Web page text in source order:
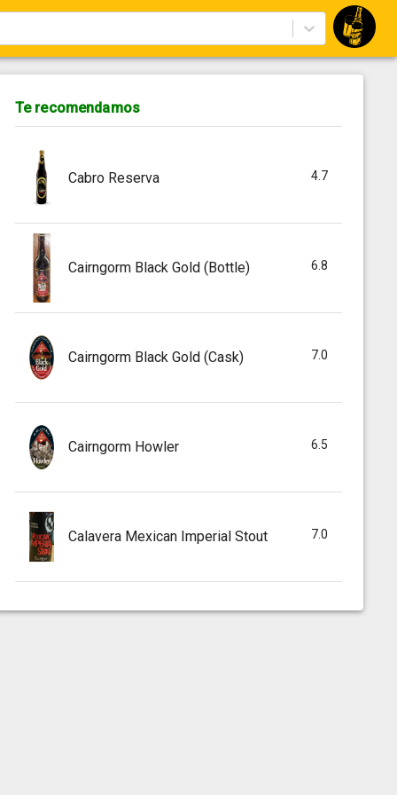
Te recomendamos
Cabro Reserva 4.7
Cairngorm Black Gold (Bottle) 6.8
Cairngorm Black Gold (Cask) 7.0
Cairngorm Howler 6.5
Calavera Mexican Imperial Stout 7.0